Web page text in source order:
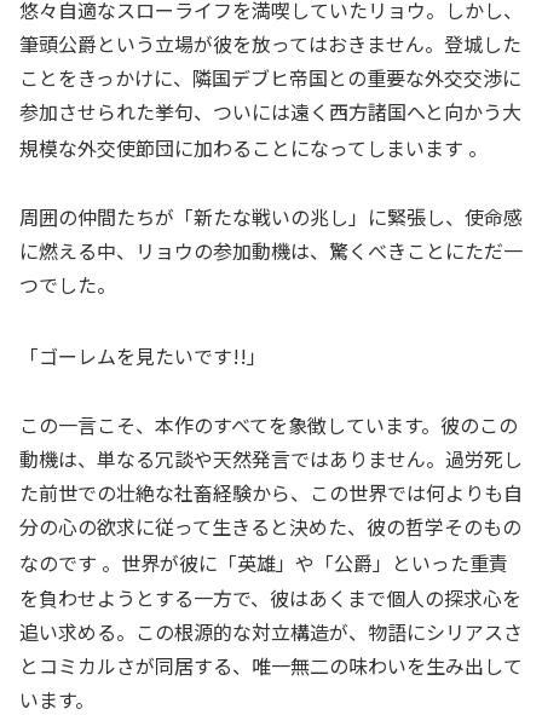
悠々自適なスローライフを満喫していたリョウ。しかし、
筆頭公爵という立場が彼を放ってはおきません。登城した
ことをきっかけに、隣国デブヒ帝国との重要な外交交渉に
参加させられた挙句、ついには遠く西方諸国へと向かう大
規模な外交使節団に加わることになってしまいます 。
周囲の仲間たちが「新たな戦いの兆し」に緊張し、使命感
に燃える中、リョウの参加動機は、驚くべきことにただ一
つでした。
「ゴーレムを見たいです!!」
この一言こそ、本作のすべてを象徴しています。彼のこの
動機は、単なる冗談や天然発言ではありません。過労死し
た前世での壮絶な社畜経験から、この世界では何よりも自
分の心の欲求に従って生きると決めた、彼の哲学そのもの
なのです 。世界が彼に「英雄」や「公爵」といった重責
を負わせようとする一方で、彼はあくまで個人の探求心を
追い求める。この根源的な対立構造が、物語にシリアスさ
とコミカルさが同居する、唯一無二の味わいを生み出して
います。